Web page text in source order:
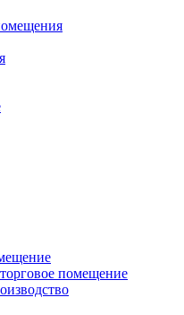
помещение